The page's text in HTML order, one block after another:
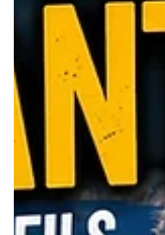
(diagnostic puis étapes
comment évaluer vos